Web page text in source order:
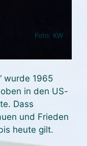
Foto: KW
wurde 1965
in den US-
Dass
und Frieden
heute gilt.